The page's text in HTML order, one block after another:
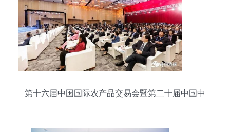
第十六届中国国际农产品交易会暨第二十届中国中